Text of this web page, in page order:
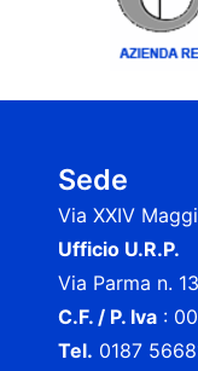
Sede
Via XXIV
Ufficio U.R.P.
Via Parma n.
C.F. / P. Iva :
Tel. 0187